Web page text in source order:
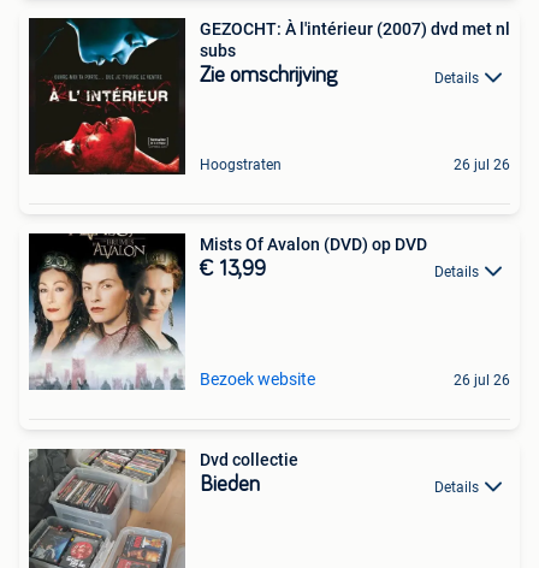
GEZOCHT: À l'intérieur (2007) dvd met nl
subs
Zie omschrijving Details
Hoogstraten 26 jul 26
Mists Of Avalon (DVD) op DVD
€ 13,99 Details
Bezoek website 26 jul 26
Dvd collectie
Bieden Details